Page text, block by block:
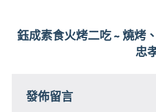
覽
鈺成素食火烤二吃 ~ 燒烤
忠
發佈留言